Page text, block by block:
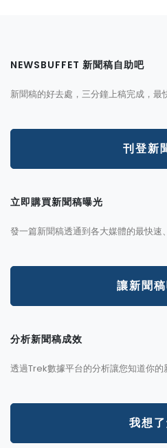
NEWSBUFFET 新聞稿自助吧
新聞稿的好去處，三分鐘上稿完成，最
刊登新
立即購買新聞稿曝光
發一篇新聞稿透通到各大媒體的最快速
讓新聞
分析新聞稿成效
透過Trek數據平台的分析讓您知道你的
我想